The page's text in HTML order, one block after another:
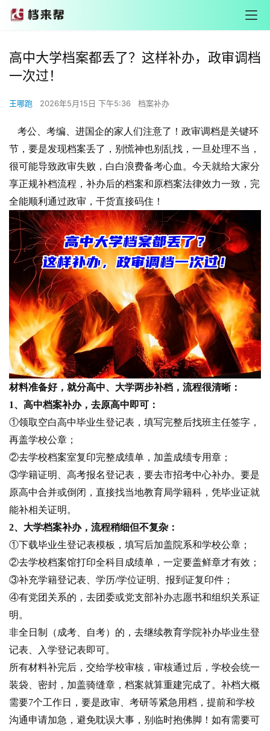
高中大学档案都丢了？这样补办，政审调档
一次过！
王哪跑 2026年5月15日 下午5:36 档案补办
考公、考编、进国企的家人们注意了！政审调档是关键环
节，要是发现档案丢了，别慌神也别乱找，一旦处理不当，
很可能导致政审失败，白白浪费备考心血。今天就给大家分
享正规补档流程，补办后的档案和原档案法律效力一致，完
全能顺利通过政审，干货直接码住！
材料准备好，就分高中、大学两步补档，流程很清晰：
1、高中档案补办，去原高中即可：
①领取空白高中毕业生登记表，填写完整后找班主任签字，
再盖学校公章；
②去学校档案室复印完整成绩单，加盖成绩专用章；
③学籍证明、高考报名登记表，要去市招考中心补办。要是
原高中合并或倒闭，直接找当地教育局学籍科，凭毕业证就
能补相关证明。
2、大学档案补办，流程稍细但不复杂：
①下载毕业生登记表模板，填写后加盖院系和学校公章；
②去学校档案馆打印全科目成绩单，一定要盖鲜章才有效；
③补充学籍登记表、学历/学位证明、报到证复印件；
④有党团关系的，去团委或党支部补办志愿书和组织关系证
明。
非全日制（成考、自考）的，去继续教育学院补办毕业生登
记表、入学登记表即可。
所有材料补完后，交给学校审核，审核通过后，学校会统一
装袋、密封，加盖骑缝章，档案就算重建完成了。补档大概
需要7个工作日，要是政审、考研等紧急用档，提前和学校
沟通申请加急，避免耽误大事，别临时抱佛脚！如有需要可